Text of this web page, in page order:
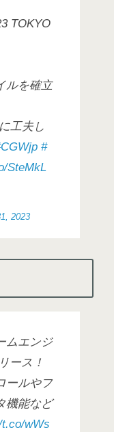
TOKYO
ルを確立
工夫し
#
SteMkL
2023
ムエンジ
ース！
ールやフ
機能など
wWs